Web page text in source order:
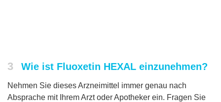
3 Wie ist Fluoxetin HEXAL einzunehmen?
Nehmen Sie dieses Arzneimittel immer genau nach
Absprache mit Ihrem Arzt oder Apotheker ein. Fragen Sie